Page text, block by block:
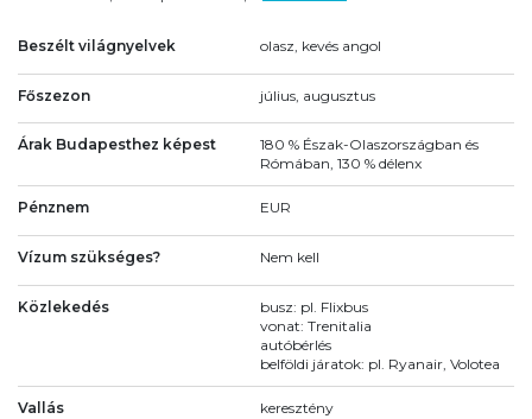
Beszélt világnyelvek olasz, kevés angol
Főszezon július, augusztus
Árak Budapesthez képest
180 % Észak-Olaszországban és
Rómában, 130 % délenx
Pénznem EUR
Vízum szükséges? Nem kell
Közlekedés
busz: pl. Flixbus
vonat: Trenitalia
autóbérlés
belföldi járatok: pl. Ryanair, Volotea
Vallás keresztény